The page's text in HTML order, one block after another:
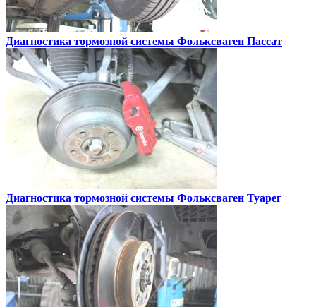
Диагностика тормозной системы Фольксваген Пассат
Диагностика тормозной системы Фольксваген Туарег